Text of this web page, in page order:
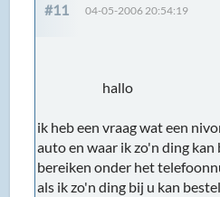
#11 04-05-2006 20:54:19
hallo
ik heb een vraag wat een
auto en waar ik zo'n ding kan
bereiken onder het
als ik zo'n ding bij u kan